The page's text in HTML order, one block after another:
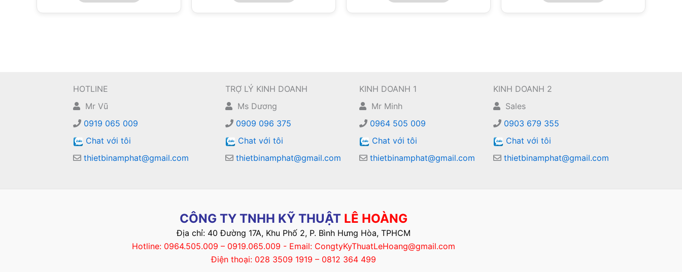
HOTLINE
Mr Vũ
0919 065 009
Chat với tôi
thietbinamphat@gmail.com
TRỢ LÝ KINH DOANH
Ms Dương
0909 096 375
Chat với tôi
thietbinamphat@gmail.com
KINH DOANH 1
Mr Minh
0964 505 009
Chat với tôi
thietbinamphat@gmail.com
KINH DOANH 2
Sales
0903 679 355
Chat với tôi
thietbinamphat@gmail.com
CÔNG TY TNHH KỸ THUẬT LÊ HOÀNG
Địa chỉ: 40 Đường 17A, Khu Phố 2, P. Bình Hưng Hòa, TPHCM
Hotline: 0964.505.009 – 0919.065.009 - Email: CongtyKyThuatLeHoang@gmail.com
Điện thoại: 028 3509 1919 – 0812 364 499